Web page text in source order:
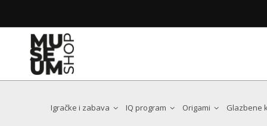
Igračke i zabava IQ program Origami Glazbene
Web trgovina trenutno ne radi zbog integracije
Dear customers and friends of the Museum
We will be back soon with an even better, more user-